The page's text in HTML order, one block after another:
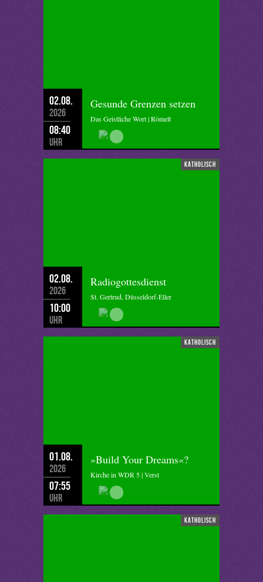
02.08.
2026
08:40
Uhr
Gesunde Grenzen setzen
Das Geistliche Wort | Römelt
katholisch
02.08.
2026
10:00
Uhr
Radiogottesdienst
St. Gertrud, Düsseldorf-Eller
katholisch
01.08.
2026
07:55
Uhr
»Build Your Dreams«?
Kirche in WDR 5 | Verst
katholisch